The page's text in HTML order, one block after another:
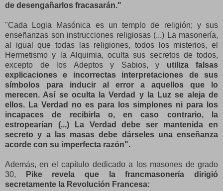
de desengañarlos fracasarán."
"Cada Logia Masónica es un templo de religión; y sus
enseñanzas son instrucciones religiosas (...) La masonería,
al igual que todas las religiones, todos los misterios, el
Hermetismo y la Alquimia, oculta sus secretos de todos,
excepto de los Adeptos y Sabios, y utiliza falsas
explicaciones e incorrectas interpretaciones de sus
símbolos para inducir al error a aquellos que lo
merecen. Así se oculta la Verdad y la Luz se aleja de
ellos. La Verdad no es para los simplones ni para los
incapaces de recibirla o, en caso contrario, la
estropearían (...) La Verdad debe ser mantenida en
secreto y a las masas debe dárseles una enseñanza
acorde con su imperfecta razón".
Además, en el capítulo dedicado a los masones de grado
30, Pike revela que la francmasonería dirigió
secretamente la Revolución Francesa: